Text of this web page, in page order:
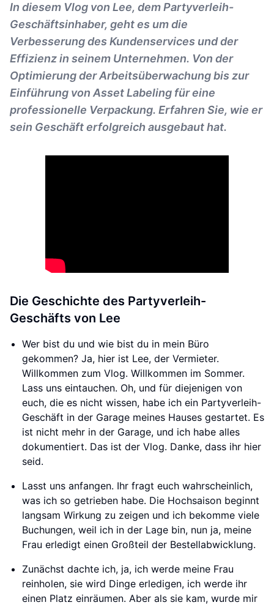
In diesem Vlog von Lee, dem Partyverleih-
Geschäftsinhaber, geht es um die
Verbesserung des Kundenservices und der
Effizienz in seinem Unternehmen. Von der
Optimierung der Arbeitsüberwachung bis zur
Einführung von Asset Labeling für eine
professionelle Verpackung. Erfahren Sie, wie er
sein Geschäft erfolgreich ausgebaut hat.
Die Geschichte des Partyverleih-
Geschäfts von Lee
Wer bist du und wie bist du in mein Büro
gekommen? Ja, hier ist Lee, der Vermieter.
Willkommen zum Vlog. Willkommen im Sommer.
Lass uns eintauchen. Oh, und für diejenigen von
euch, die es nicht wissen, habe ich ein Partyverleih-
Geschäft in der Garage meines Hauses gestartet. Es
ist nicht mehr in der Garage, und ich habe alles
dokumentiert. Das ist der Vlog. Danke, dass ihr hier
seid.
Lasst uns anfangen. Ihr fragt euch wahrscheinlich,
was ich so getrieben habe. Die Hochsaison beginnt
langsam Wirkung zu zeigen und ich bekomme viele
Buchungen, weil ich in der Lage bin, nun ja, meine
Frau erledigt einen Großteil der Bestellabwicklung.
Zunächst dachte ich, ja, ich werde meine Frau
reinholen, sie wird Dinge erledigen, ich werde ihr
einen Platz einräumen. Aber als sie kam, wurde mir